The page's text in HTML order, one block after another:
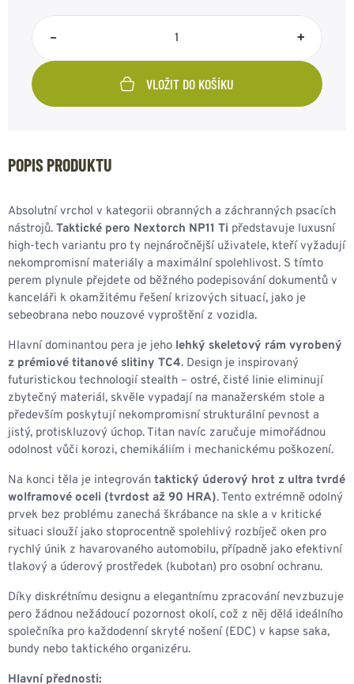
– +
VLOŽIT DO KOŠÍKU
POPIS PRODUKTU
Absolutní vrchol v kategorii obranných a záchranných psacích
nástrojů. Taktické pero Nextorch NP11 Ti představuje luxusní
high-tech variantu pro ty nejnáročnější uživatele, kteří vyžadují
nekompromisní materiály a maximální spolehlivost. S tímto
perem plynule přejdete od běžného podepisování dokumentů v
kanceláři k okamžitému řešení krizových situací, jako je
sebeobrana nebo nouzové vyproštění z vozidla.
Hlavní dominantou pera je jeho lehký skeletový rám vyrobený
z prémiové titanové slitiny TC4. Design je inspirovaný
futuristickou technologií stealth – ostré, čisté linie eliminují
zbytečný materiál, skvěle vypadají na manažerském stole a
především poskytují nekompromisní strukturální pevnost a
jistý, protiskluzový úchop. Titan navíc zaručuje mimořádnou
odolnost vůči korozi, chemikáliím i mechanickému poškození.
Na konci těla je integrován taktický úderový hrot z ultra tvrdé
wolframové oceli (tvrdost až 90 HRA). Tento extrémně odolný
prvek bez problému zanechá škrábance na skle a v kritické
situaci slouží jako stoprocentně spolehlivý rozbíječ oken pro
rychlý únik z havarovaného automobilu, případně jako efektivní
tlakový a úderový prostředek (kubotan) pro osobní ochranu.
Díky diskrétnímu designu a elegantnímu zpracování nevzbuzuje
pero žádnou nežádoucí pozornost okolí, což z něj dělá ideálního
společníka pro každodenní skryté nošení (EDC) v kapse saka,
bundy nebo taktického organizéru.
Hlavní přednosti: